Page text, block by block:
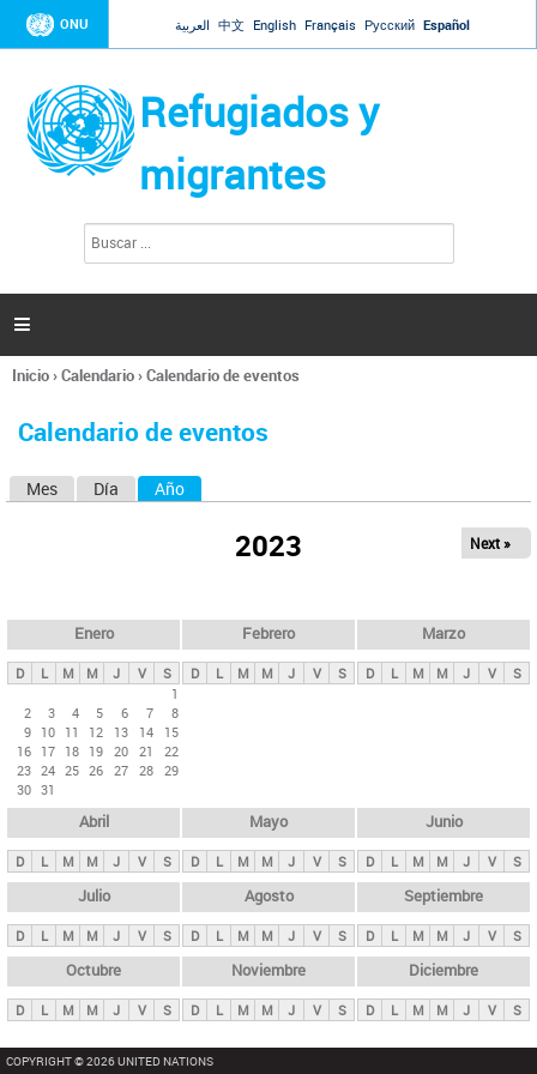
Jump to navigation
ONU العربية 中文 English Français Русский Español
Refugiados y
migrantes
l
d
s

Se
usted
Inicio›Calendario›Calendario de eventos
Calendario de eventos
s
p
n
c
i
p
l
e
s
Mes Día Año
2023 Next »
Enero
D L M M J V
S
1
2
3 4 5 6 7
8
9 10 11 12 13 14
15
16 17 18 19 20 21
22
23 24 25 26 27 28 29
30 31
Febrero
D L M M J V S
Marzo
D L M M J V S
Abril
D L M M J V S
Mayo
D L M M J V S
Junio
D L M M J V S
Julio
D L M M J V S
Agosto
D L M M J V S
Septiembre
D L M M J V S
Octubre
D L M M J V S
Noviembre
D L M M J V S
Diciembre
D L M M J V S
COPYRIGHT © 2026 UNITED NATIONS